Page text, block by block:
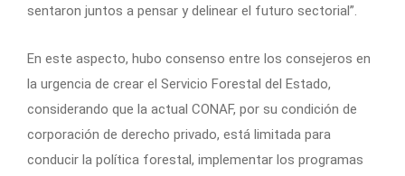
sentaron juntos a pensar y delinear el futuro sectorial”.
En este aspecto, hubo consenso entre los consejeros en
la urgencia de crear el Servicio Forestal del Estado,
considerando que la actual CONAF, por su condición de
corporación de derecho privado, está limitada para
conducir la política forestal, implementar los programas